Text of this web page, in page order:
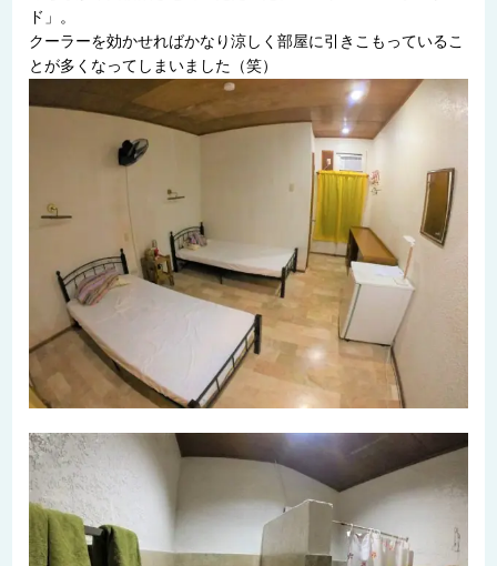
ド」。
クーラーを効かせればかなり涼しく部屋に引きこもっているこ
とが多くなってしまいました（笑）